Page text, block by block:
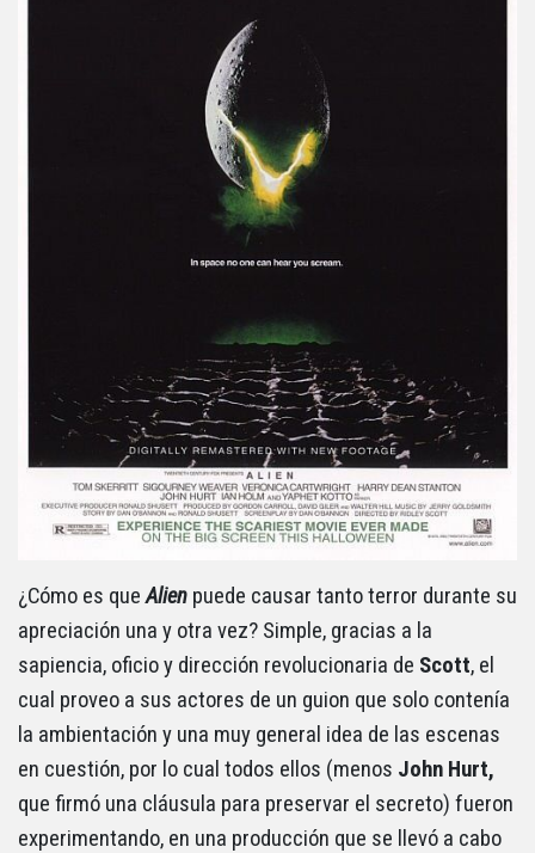
¿Cómo es queAlien puede causar tanto terror durante su
apreciación una y otra vez? Simple, gracias a la
sapiencia, oficio y dirección revolucionaria de Scott, el
cual proveo a sus actores de un guion que solo contenía
la ambientación y una muy general idea de las escenas
en cuestión, por lo cual todos ellos (menos John Hurt,
que firmó una cláusula para preservar el secreto) fueron
experimentando, en una producción que se llevó a cabo